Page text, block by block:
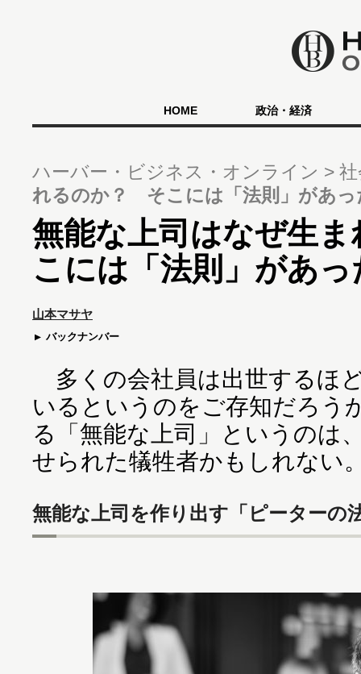
HOME 政治・経済
ハーバー・ビジネス・オンライン
れるのか？ そこには「法則」があっ
無能な上司はなぜ生
こには「法則」があっ
山本マサヤ
バックナンバー
多くの会社員は出世するほ
いるというのをご存知だろう
る「無能な上司」というのは
せられた犠牲者かもしれない
無能な上司を作り出す「ピーターの